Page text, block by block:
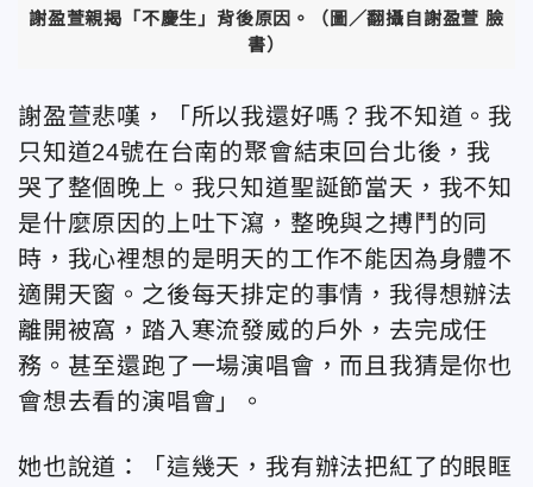
謝盈萱親揭「不慶生」背後原因。（圖／翻攝自謝盈萱 臉
書）
謝盈萱悲嘆，「所以我還好嗎？我不知道。我
只知道24號在台南的聚會結束回台北後，我
哭了整個晚上。我只知道聖誕節當天，我不知
是什麼原因的上吐下瀉，整晚與之搏鬥的同
時，我心裡想的是明天的工作不能因為身體不
適開天窗。之後每天排定的事情，我得想辦法
離開被窩，踏入寒流發威的戶外，去完成任
務。甚至還跑了一場演唱會，而且我猜是你也
會想去看的演唱會」。
她也說道：「這幾天，我有辦法把紅了的眼眶